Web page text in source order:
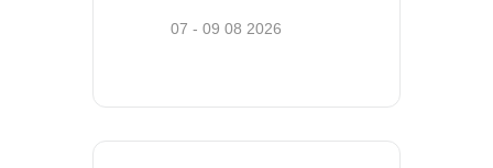
07 - 09 08 2026